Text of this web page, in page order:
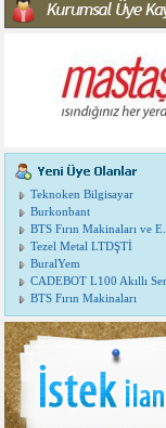
Teknoken Bilgisayar
Burkonbant
BTS Fırın Makinaları ve E...
Tezel Metal LTDŞTİ
BuralYem
CADEBOT L100 Akıllı
BTS Fırın Makinaları